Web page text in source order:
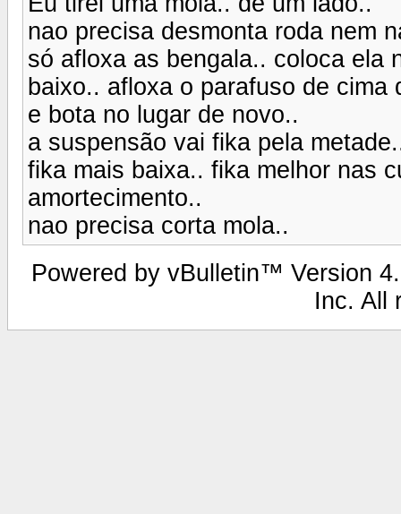
nao precisa desmonta roda nem
só afloxa as bengala.. coloca ela
baixo.. afloxa o parafuso de
e bota no lugar de novo..
a suspensão vai fika pela
fika mais baixa.. fika melhor nas
amortecimento..
nao precisa corta mola..
Powered by vBulletin™ Version
Inc. All